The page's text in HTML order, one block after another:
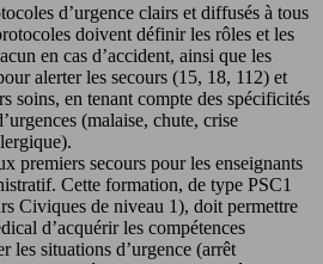
d’urgence clairs et diffusés à tous
doivent définir les rôles et les
en cas d’accident, ainsi que les
alerter les secours (15, 18, 112) et
soins, en tenant compte des spécificités
(malaise, chute, crise
premiers secours pour les enseignants
Cette formation, de type PSC1
Civiques de niveau 1), doit permettre
d’acquérir les compétences
les situations d’urgence (arrêt